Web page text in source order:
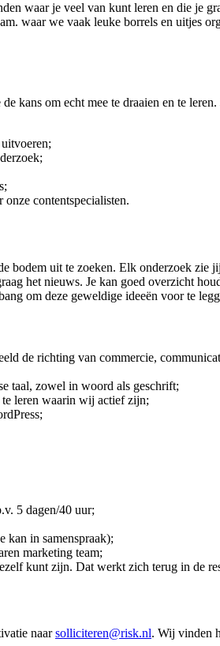
waar je veel van kunt leren en die je
waar we vaak leuke borrels en uitjes
kans om echt mee te draaien en te
contentspecialisten.
bodem uit te zoeken. Elk onderzoek zie
het nieuws. Je kan goed overzicht
om deze geweldige ideeën voor te
de richting van commercie,
taal, zowel in woord als geschrift;
leren waarin wij actief zijn;
5 dagen/40 uur;
kan in samenspraak);
marketing team;
kunt zijn. Dat werkt zich terug in de
naarsolliciteren@risk.nl. Wij vinden